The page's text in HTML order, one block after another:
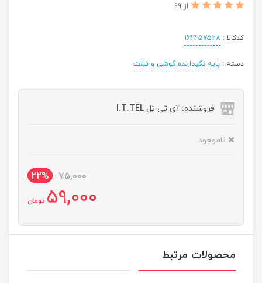
از 99
کدکالا : 164457528
دسته : پایه نگهدارنده گوشی و تبلت
فروشنده: آی تی تل I.T.TEL
ناموجود
75,000
22%
59,000 تومان
محصولات مرتبط